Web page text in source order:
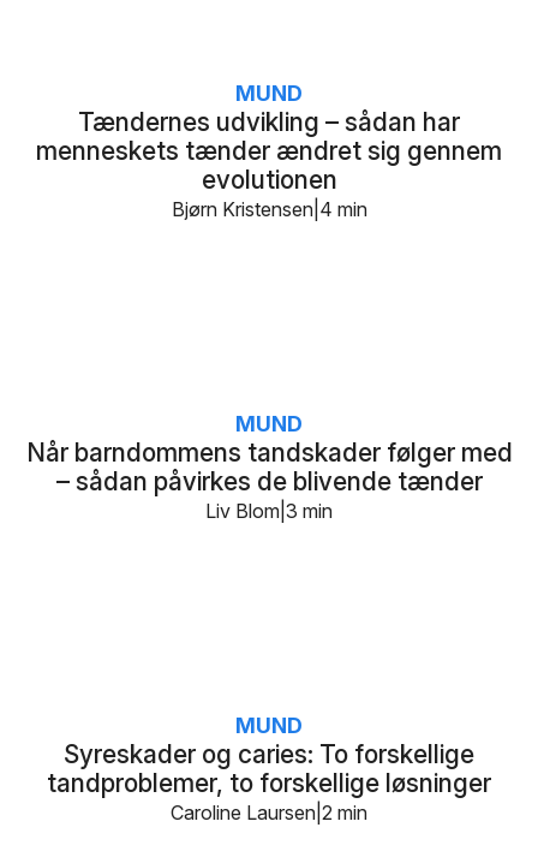
Tændernes udvikling – sådan har
menneskets tænder ændret sig gennem
evolutionen
MUND
4 min
Bjørn Kristensen
Når barndommens tandskader følger med
– sådan påvirkes de blivende tænder
MUND
3 min
Liv Blom
Syreskader og caries: To forskellige
tandproblemer, to forskellige løsninger
MUND
2 min
Caroline Laursen